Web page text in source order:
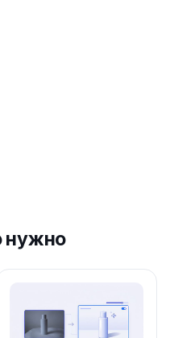
нужно